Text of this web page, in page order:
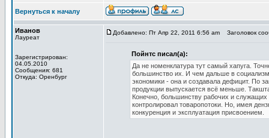
Вернуться к началу
Иванов
Лауреат
Зарегистрирован:
04.05.2010
Сообщения: 681
Откуда: Оренбург
Добавлено: Пт Апр 22, 2011 6:56 am Заголовок
Пойнтс писал(а):
Да не номенклатура тут самый хапуга.
большинство их. И чем дальше в
экономики - она и создавала дефицит. По
продукции выпускается всё меньше.
Конечно, большинству рабочих и служащих
контролировал товаропотоки. Но, имея
конкуренция и эксплуатация присвоением.